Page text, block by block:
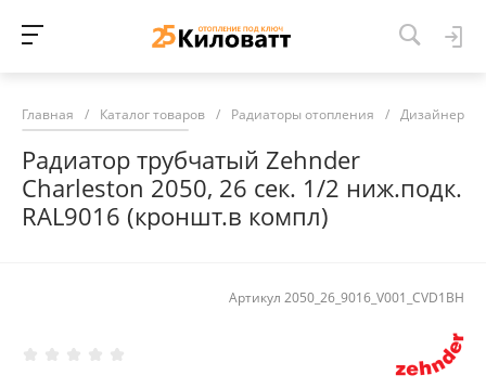
Главная / Каталог товаров / Радиаторы отопления /
Радиатор трубчатый Zehnder
Charleston 2050, 26 сек. 1/2 ниж.подк.
RAL9016 (кроншт.в компл)
Артикул 2050_26_9016_V001_CVD1BH